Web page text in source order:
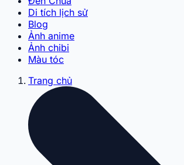
Di tích lịch sử
Blog
Ảnh anime
Ảnh chibi
Màu tóc
Trang chủ